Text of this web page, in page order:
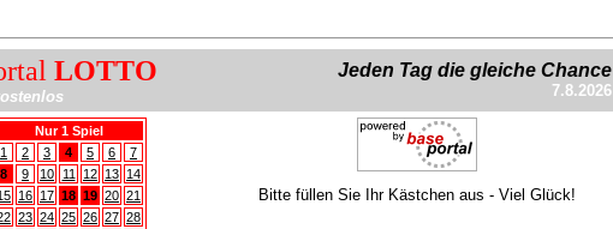
LOTTO Jeden Tag die gleiche Chance
7.8.2026
Nur 1 Spiel
1
2 3 4 5 6
7
8
9 10 11 12 13 14
16 17 18 19 20 21
23 24 25 26 27 28
Bitte füllen Sie Ihr Kästchen aus - Viel Glück!